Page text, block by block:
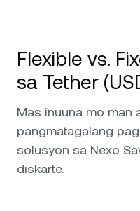
Flexible vs.
sa Tether
Mas inuuna mo man
pangmatagalang
solusyon sa Nexo
diskarte.